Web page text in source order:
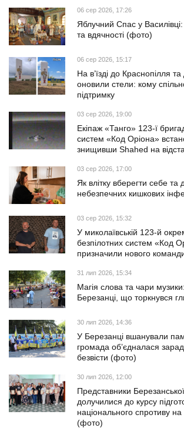
06 сер 2026, 17:26
Яблучний Спас у Василівці:
та вдячності (фото)
06 сер 2026, 15:17
На в’їзді до Краснопілля та
оновили стели: кому
підтримку
03 сер 2026, 19:00
Екіпаж «Танго» 123-ї
систем «Код Оріона»
знищивши Shahed на
03 сер 2026, 17:00
Як влітку вберегти себе та
небезпечних кишкових
03 сер 2026, 15:32
У миколаївській 123-й
безпілотних систем «Код
призначили нового
31 лип 2026, 15:34
Магія слова та чари
Березанці, що торкнувся
30 лип 2026, 14:36
У Березанці вшанували
громада об’єдналася
безвісти (фото)
30 лип 2026, 12:00
Представники
долучилися до курсу
національного спротиву
(фото)